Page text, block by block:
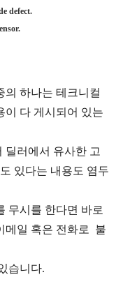
defect.
의 하나는 테크니컬
다 게시되어 있는
딜러에서 유사한 고
있다는 내용도 염두
무시를 한다면 바로
메일 혹은 전화로 불
습니다.